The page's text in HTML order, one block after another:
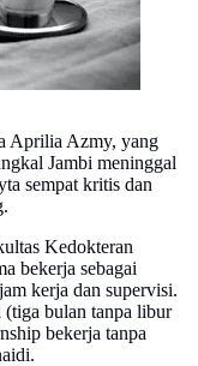
Aprilia Azmy, yang
Jambi meninggal
sempat kritis dan
Kedokteran
bekerja sebagai
kerja dan supervisi.
bulan tanpa libur
bekerja tanpa